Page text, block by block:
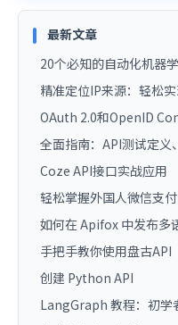
最新文章
20个必知的自动化机器
精准定位IP来源：轻松
OAuth 2.0和OpenID
全面指南：API测试定
Coze API接口实战应用
轻松掌握外国人微信支
如何在 Apifox 中发布多
手把手教你使用盘古API
创建 Python API
LangGraph 教程：初学